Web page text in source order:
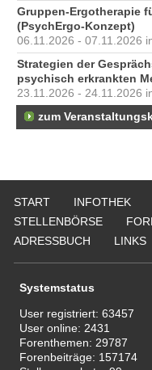
Gruppen-Ergotherapie
(PsychErgo-Konzept)
06.11.2026 - 07.11.2026
Strategien der
psychisch erkrankten
23.11.2026 - 24.11.2026
zum
START INFOTHEK
STELLENBÖRSE
ADRESSBUCH
LINKS
Systemstatus
User registriert:63457
User online: 2431
Forenthemen: 29787
Forenbeiträge: 157174